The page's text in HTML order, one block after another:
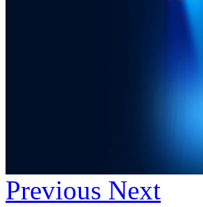
Previous Next